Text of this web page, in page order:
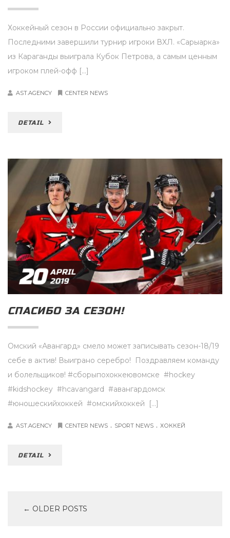
Хоккейный сезон в России официально закрыт.
Последними завершили турнир игроки ВХЛ. «Сарыарка»
из Караганды выиграла Кубок Петрова, а самым ценным
игроком плей-офф […]
AST.AGENCY CENTER NEWS
DETAIL
20 APRIL
2019
СПАСИБО ЗА СЕЗОН!
Омский «Авангард» смело может записывать сезон-18/19
себе в актив! Выиграно серебро! Поздравляем команду
и болельщиков! #сборыпохоккеювомске #hockey
#kidshockey #hcavangard #авангардомск
#юношескийхоккей #омскийхоккей […]
AST.AGENCY CENTER NEWS . SPORT NEWS . ХОККЕЙ
DETAIL
← OLDER POSTS